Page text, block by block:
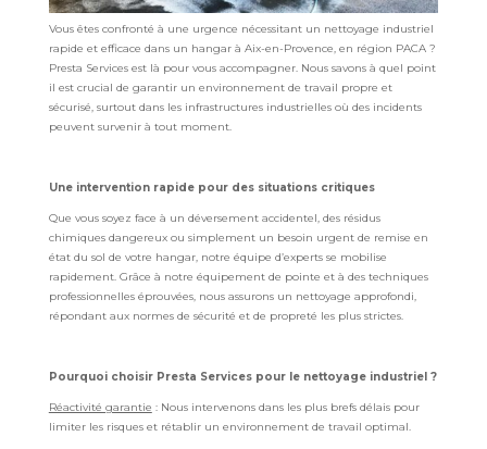
Vous êtes confronté à une urgence nécessitant un nettoyage industriel
rapide et efficace dans un hangar à Aix-en-Provence, en région PACA ?
Presta Services est là pour vous accompagner. Nous savons à quel point
il est crucial de garantir un environnement de travail propre et
sécurisé, surtout dans les infrastructures industrielles où des incidents
peuvent survenir à tout moment.
Une intervention rapide pour des situations critiques
Que vous soyez face à un déversement accidentel, des résidus
chimiques dangereux ou simplement un besoin urgent de remise en
état du sol de votre hangar, notre équipe d’experts se mobilise
rapidement. Grâce à notre équipement de pointe et à des techniques
professionnelles éprouvées, nous assurons un nettoyage approfondi,
répondant aux normes de sécurité et de propreté les plus strictes.
Pourquoi choisir Presta Services pour le nettoyage industriel ?
Réactivité garantie : Nous intervenons dans les plus brefs délais pour
limiter les risques et rétablir un environnement de travail optimal.